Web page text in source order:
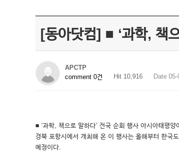
[동아닷컴] ■ ‘과학, 책
APCTP
comment 0건
Hit 10,916 Date
■ ‘과학, 책으로 말하다’ 전국 순회 행사 아시아태평
경북 포항시에서 개최해 온 이 행사는 올해부터 한국
예정이다.